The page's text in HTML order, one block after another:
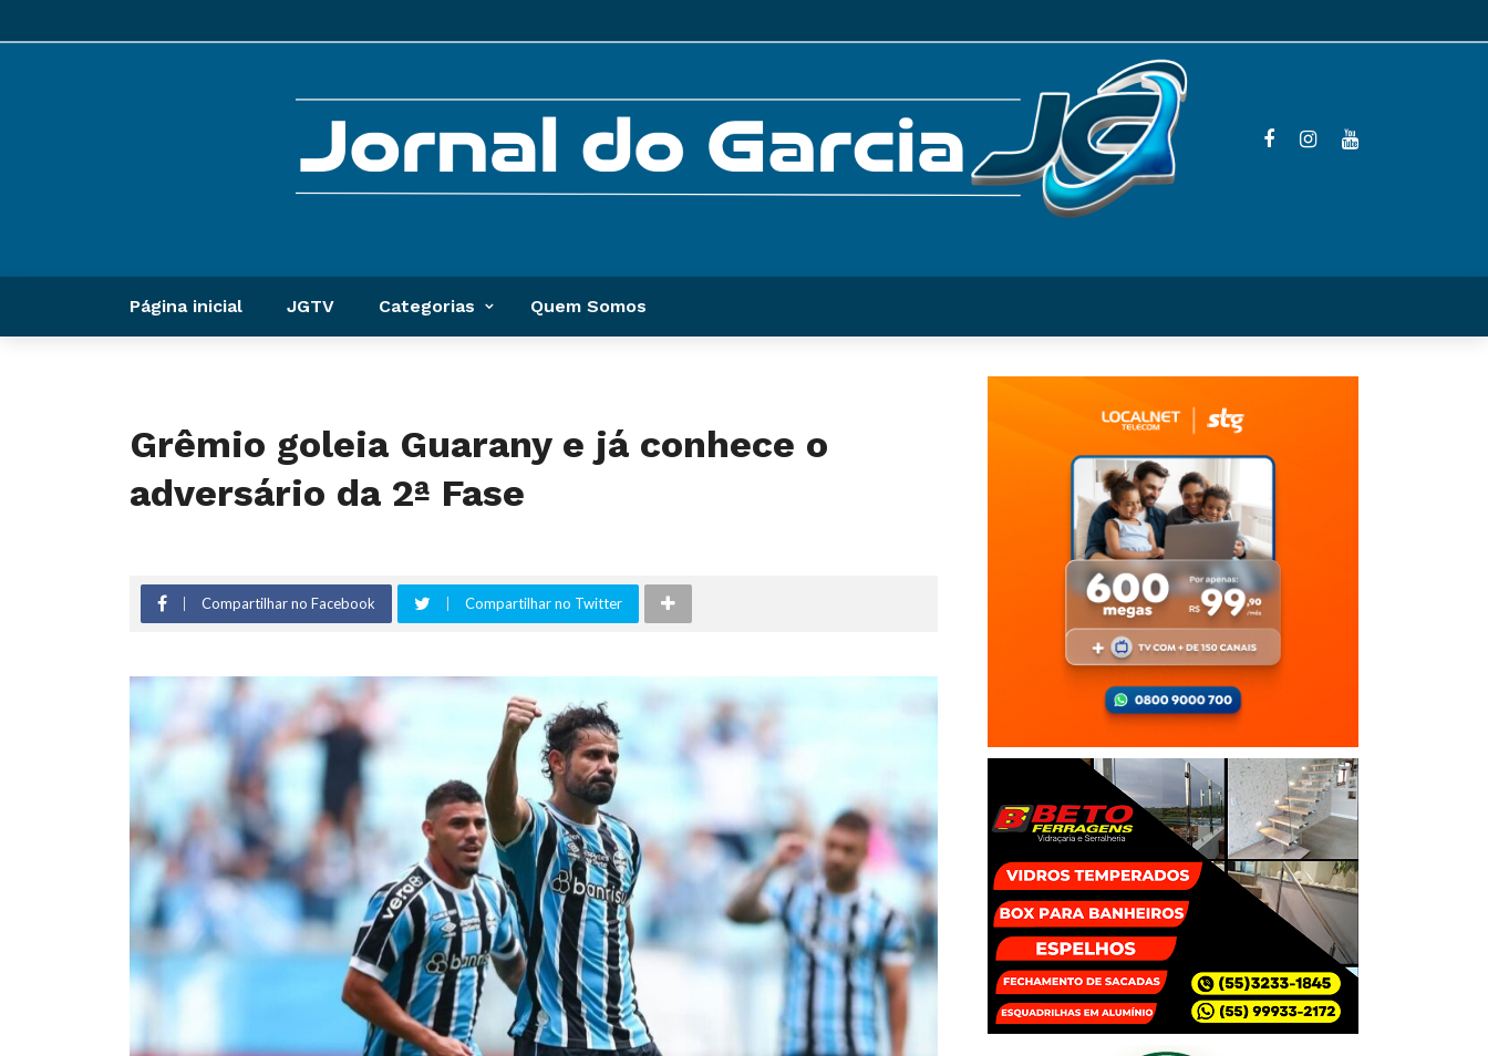
Página inicial JGTV Categorias Quem Somos
Grêmio goleia Guarany e já conhece o
adversário da 2ª Fase
Compartilhar no Facebook Compartilhar no Twitter